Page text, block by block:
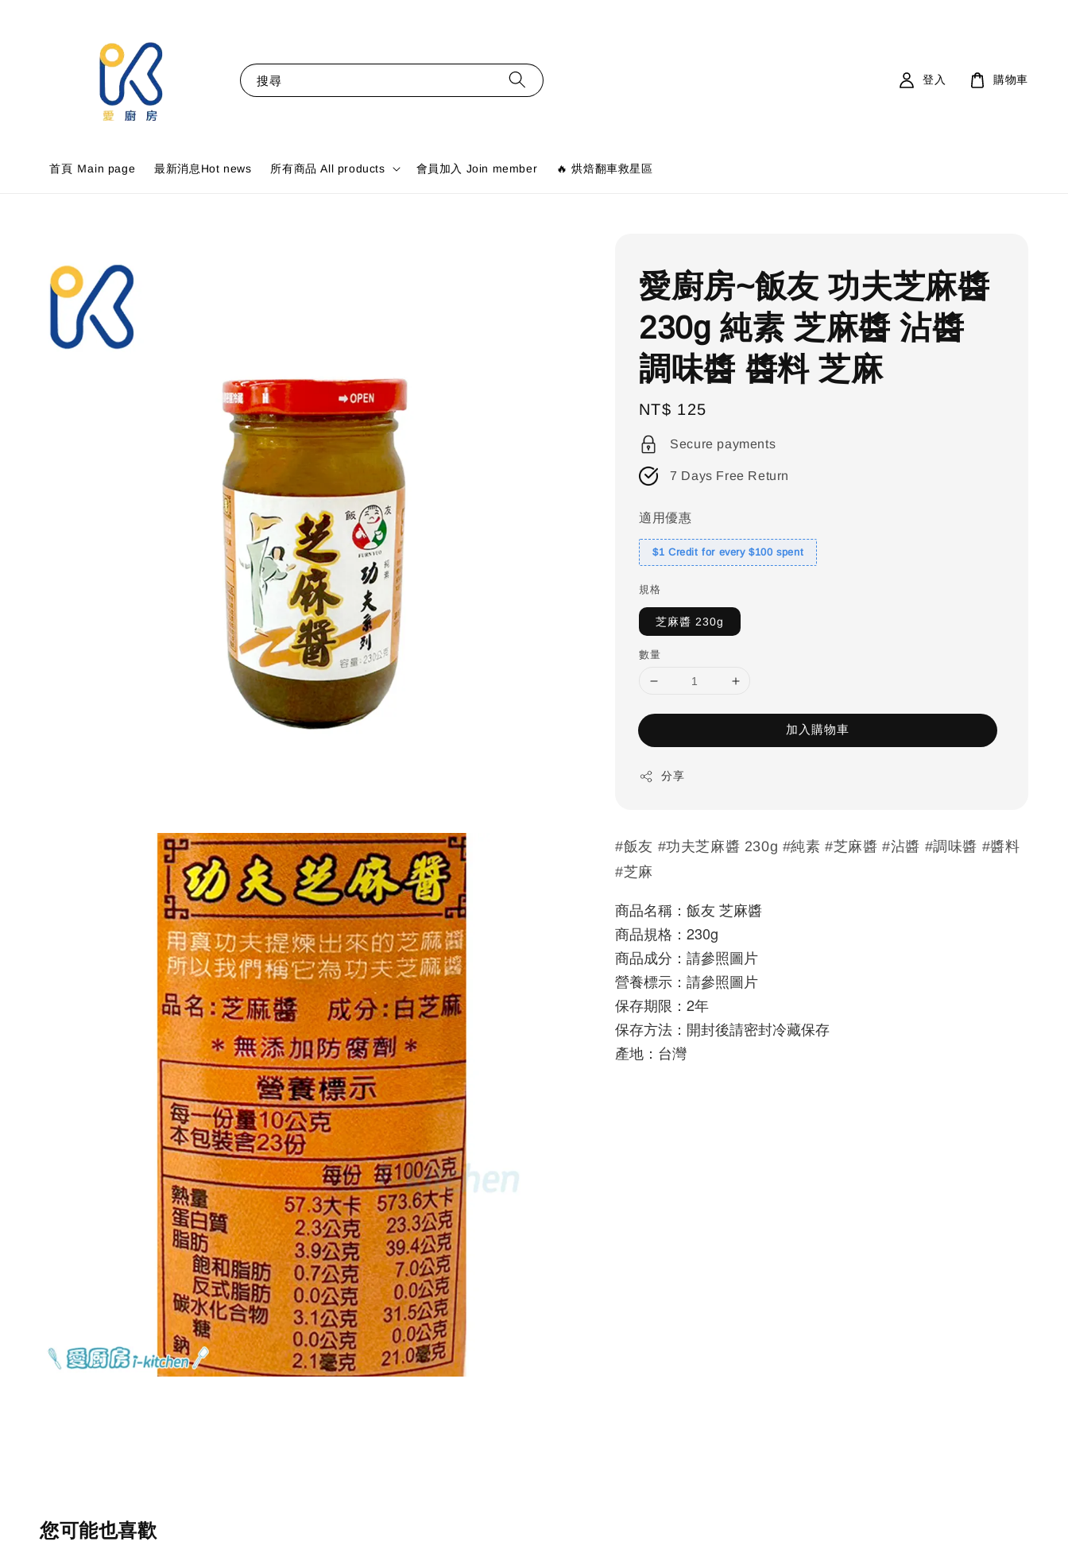
搜尋
首頁 Ｍain page 最新消息Hot news 所有商品 All products 會員加入 Join member 🔥 烘焙翻車救星區
登入 購物車
愛廚房~飯友 功夫芝麻醬
230g 純素 芝麻醬 沾醬
調味醬 醬料 芝麻
Regular
price
NT$ 125
Secure payments
7 Days Free Return
適用優惠
$1 Credit for every $100 spent
規格
芝麻醬 230g
數量
加入購物車
分享
#飯友 #功夫芝麻醬 230g #純素 #芝麻醬 #沾醬 #調味醬 #醬料
#芝麻
商品名稱：飯友 芝麻醬
商品規格：230g
商品成分：請參照圖片
營養標示：請參照圖片
保存期限：2年
保存方法：開封後請密封冷藏保存
產地：台灣
您可能也喜歡